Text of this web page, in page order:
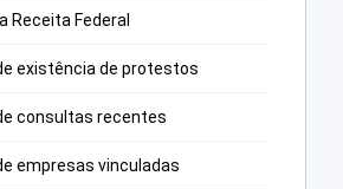
Receita Federal
existência de protestos
consultas recentes
empresas vinculadas